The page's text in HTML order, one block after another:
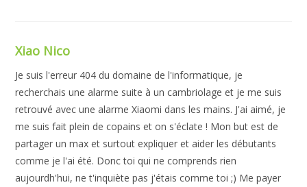
Xiao Nico
Je suis l'erreur 404 du domaine de l'informatique, je
recherchais une alarme suite à un cambriolage et je me suis
retrouvé avec une alarme Xiaomi dans les mains. J'ai aimé, je
me suis fait plein de copains et on s'éclate ! Mon but est de
partager un max et surtout expliquer et aider les débutants
comme je l'ai été. Donc toi qui ne comprends rien
aujourdh'hui, ne t'inquiète pas j'étais comme toi ;) Me payer